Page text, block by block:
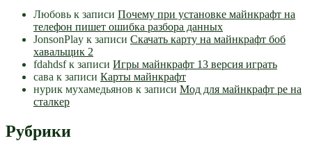
Любовь к записи Почему при установке майнкрафт на
телефон пишет ошибка разбора данных
JonsonPlay к записи Скачать карту на майнкрафт боб
хавальщик 2
fdahdsfк записи Игры майнкрафт 13 версия играть
сава к записи Карты майнкрафт
нурик мухамедьянов к записи Мод для майнкрафт pe на
сталкер
Рубрики